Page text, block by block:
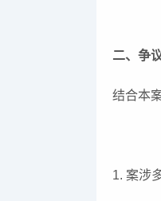
二、争
结合本
1. 案涉